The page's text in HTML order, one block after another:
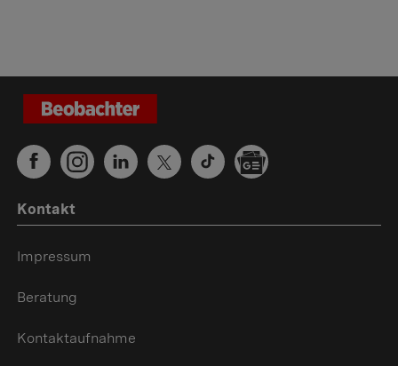
Kontakt
Impressum
Beratung
Kontaktaufnahme